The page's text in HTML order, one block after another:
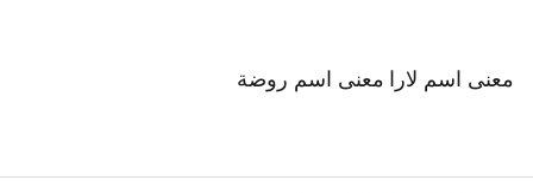
معنى اسم لارا معنى اسم روضة